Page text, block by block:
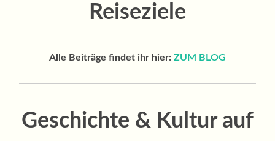
Reiseziele
Alle Beiträge findet ihr hier: ZUM BLOG
Geschichte & Kultur auf